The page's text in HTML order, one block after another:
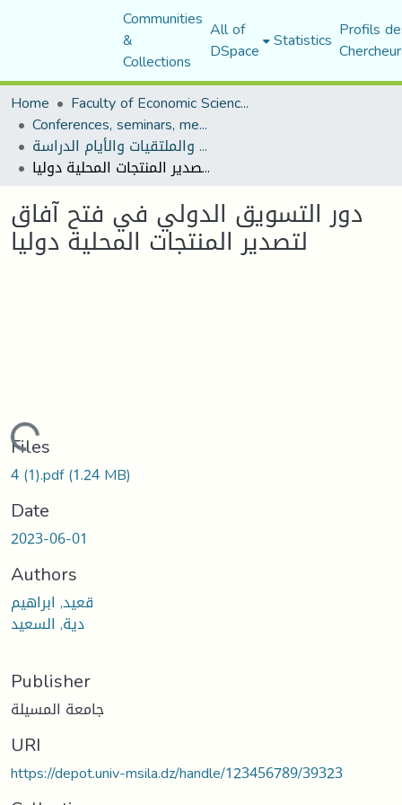
Communities
&
Collections
All of
DSpace Statistics Profils
Home
Faculty of Economic Sciences, Commerce and Management Sciences
Conferences, seminars, meetings, and study days
المؤتمرات والندوات والملتقيات والأيام الدراسة
دور التسويق الدولي في فتح آفاق لتصدير المنتجات المحلية دوليا
دور التسويق الدولي في فتح آفاق
لتصدير المنتجات المحلية دوليا
Loading...
Files
4 (1).pdf(1.24 MB)
Date
2023-06-01
Authors
قعيد, ابراهيم
دية, السعيد
Publisher
جامعة المسيلة
URI
https://depot.univ-msila.dz/handle/123456789/39323